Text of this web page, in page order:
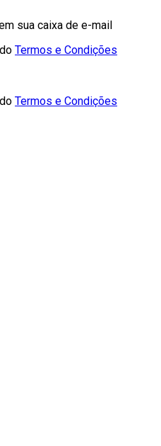
sua caixa de e-mail
Termos e Condições
Termos e Condições